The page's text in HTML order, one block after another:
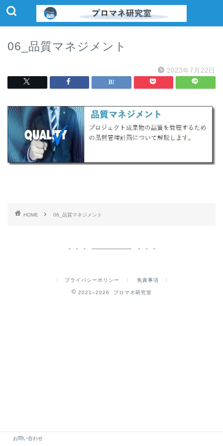
06_品質マネジメント
2023年7月22日
HOME 06_品質マネジメント
プライバシーポリシー 免責事項
2021–2026 プロマネ研究室
お問い合わせ